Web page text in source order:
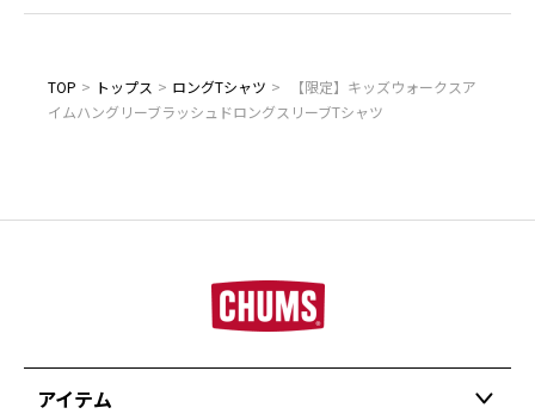
TOP > トップス > ロングTシャツ >
【限定】キッズウォークスア
イムハングリーブラッシュドロングスリーブTシャツ
アイテム